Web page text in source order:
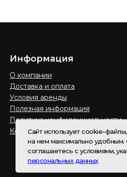
Информация
О компании
Доставка и оплата
Условия аренды
Полезная информация
Политика конфиденциальности
КонтактыСайт использует cookie-
на нем максимально удобным.
соглашаетесь с условиями,
персональных данных